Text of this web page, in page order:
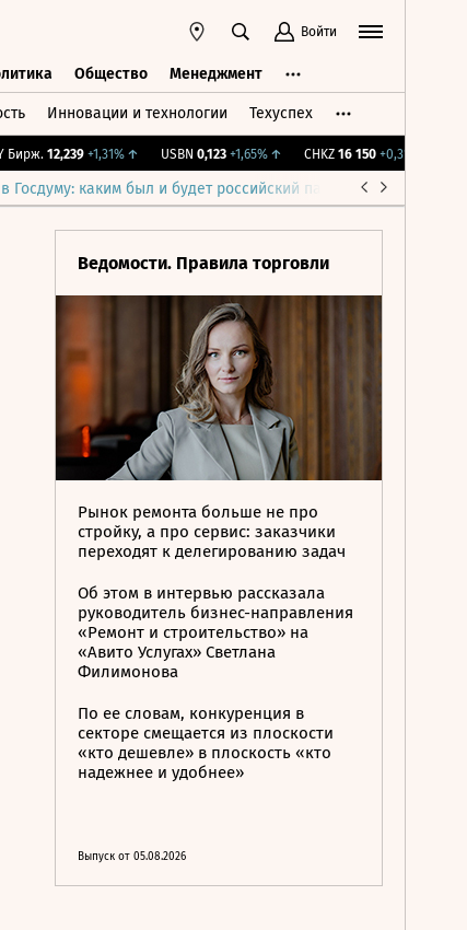
Войти
Общество Менеджмент
Инновации и технологии Техуспех
12,239 +1,31%↑ USBN 0,123 +1,65%↑ CHKZ 16 150 +0,31%↑
Госдуму: каким был и будет российский парламент
Ведомости. Правила торговли
Рынок ремонта больше не про
стройку, а про сервис: заказчики
переходят к делегированию задач
Об этом в интервью рассказала
руководитель бизнес-направления
«Ремонт и строительство» на
«Авито Услугах» Светлана
Филимонова
По ее словам, конкуренция в
секторе смещается из плоскости
«кто дешевле» в плоскость «кто
надежнее и удобнее»
Выпуск от 05.08.2026